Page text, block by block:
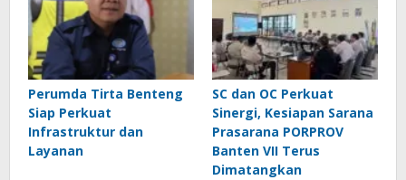
Perumda Tirta Benteng
Siap Perkuat
Infrastruktur dan
Layanan
SC dan OC Perkuat
Sinergi, Kesiapan Sarana
Prasarana PORPROV
Banten VII Terus
Dimatangkan